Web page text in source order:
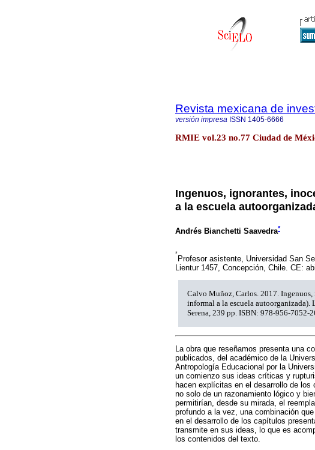
Revista mexicana de
versión impresa ISSN 1405-6666
RMIE vol.23 no.77 Ciudad de
Ingenuos, ignorantes,
a la escuela
Andrés Bianchetti Saavedra*
*
Profesor asistente, Universidad San
Lientur 1457, Concepción, Chile. CE:
Calvo Muñoz, Carlos. 2017.
informal a la escuela
Serena, 239 pp. ISBN: 978-956-7052-
La obra que reseñamos presenta una
publicados, del académico de la
Antropología Educacional por la
un comienzo sus ideas críticas y
hacen explícitas en el desarrollo de
no solo de un razonamiento lógico y
permitirían, desde su mirada, el
profundo a la vez, una combinación
en el desarrollo de los capítulos
transmite en sus ideas, lo que es
los contenidos del texto.